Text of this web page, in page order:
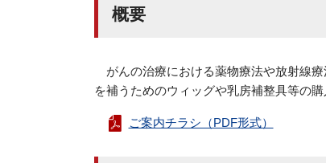
概要
がんの治療における薬物療法や放射線
を補うためのウィッグや乳房補整具等の購
ご案内チラシ（PDF形式）